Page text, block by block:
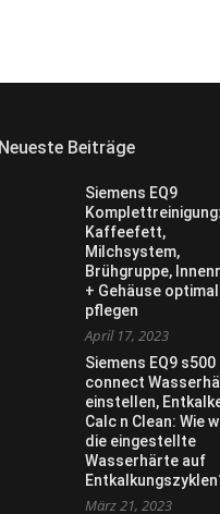
Neueste Beiträge
Siemens EQ9
Komplettreinigung:
Kaffeefett,
Milchsystem,
Brühgruppe,
+ Gehäuse optimal
pflegen
April 17, 2023
Siemens EQ9 s500
connect
einstellen,
Calc n Clean: Wie
die eingestellte
Wasserhärte auf
März 21, 2023